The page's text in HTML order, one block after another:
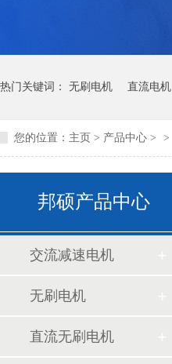
热门关键词： 无刷电机 直流电机
您的位置： 主页 > 产品中心 > >
邦硕产品中心
交流减速电机
无刷电机
直流无刷电机